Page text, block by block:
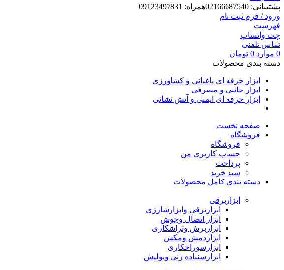
پشتیبانی: 02166687540همراه: 09123497831
ورود / فرم ثبت نام
فهرست
چت واتساپ
تماس تلفنی
0 موارد 0 تومان
دسته بندی محصولات
ابزار حرفه ای باغبانی و کشاورزی
ابزار جانبی و مصرفی
ابزار حرفه ای ایمنی و آتش نشانی
صفحه نخست
فروشگاه
فروشگاه
حساب کاربری من
پرداخت
سبد خرید
دسته بندی کامل محصولات
ابزاربرقی
ابزاربرقی وابزارشارژی
ابزار اتصال وجوش
ابزاربرش وتراشکاری
ابزاردمش ومکش
ابزارسوراخکاری
ابزارسنباده زنی وپولیش